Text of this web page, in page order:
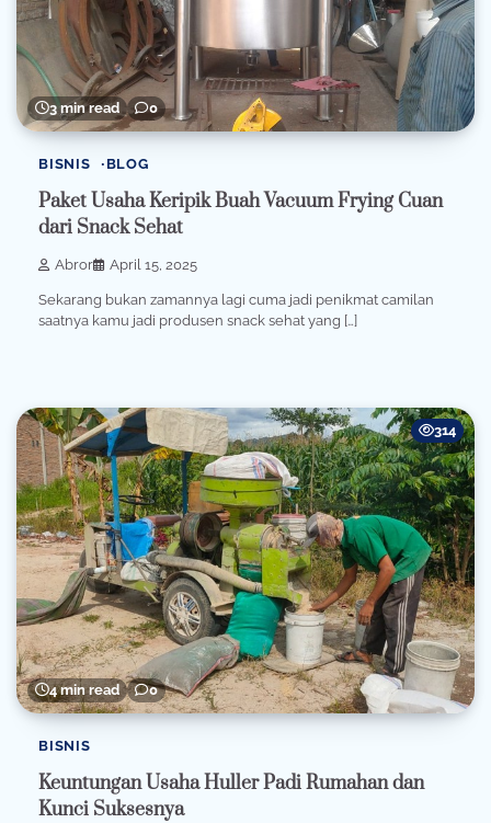
3 min read 0
BISNIS BLOG
Paket Usaha Keripik Buah Vacuum Frying Cuan
dari Snack Sehat
Abror April 15, 2025
Sekarang bukan zamannya lagi cuma jadi penikmat camilan
saatnya kamu jadi produsen snack sehat yang […]
4 min read 0
314
BISNIS
Keuntungan Usaha Huller Padi Rumahan dan
Kunci Suksesnya